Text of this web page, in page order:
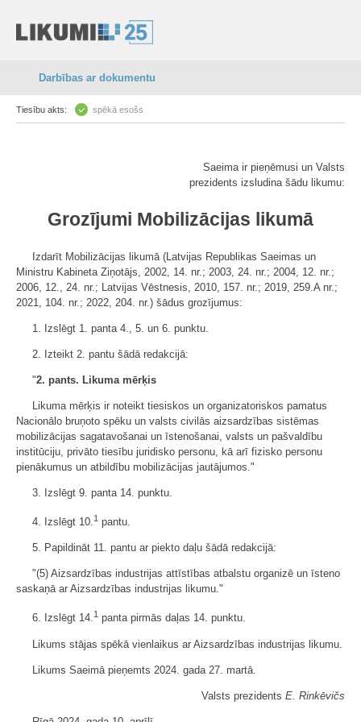
Darbības ar dokumentu
Tiesību akts: spēkā esošs
Saeima ir pieņēmusi un Valsts
prezidents izsludina šādu likumu:
Grozījumi Mobilizācijas likumā
Izdarīt Mobilizācijas likumā (Latvijas Republikas Saeimas un
Ministru Kabineta Ziņotājs, 2002, 14. nr.; 2003, 24. nr.; 2004, 12. nr.;
2006, 12., 24. nr.; Latvijas Vēstnesis, 2010, 157. nr.; 2019, 259.A nr.;
2021, 104. nr.; 2022, 204. nr.) šādus grozījumus:
1. Izslēgt 1. panta 4., 5. un 6. punktu.
2. Izteikt 2. pantu šādā redakcijā:
"2. pants. Likuma mērķis
Likuma mērķis ir noteikt tiesiskos un organizatoriskos pamatus
Nacionālo bruņoto spēku un valsts civilās aizsardzības sistēmas
mobilizācijas sagatavošanai un īstenošanai, valsts un pašvaldību
institūciju, privāto tiesību juridisko personu, kā arī fizisko personu
pienākumus un atbildību mobilizācijas jautājumos."
3. Izslēgt 9. panta 14. punktu.
4. Izslēgt 10.1 pantu.
5. Papildināt 11. pantu ar piekto daļu šādā redakcijā:
"(5) Aizsardzības industrijas attīstības atbalstu organizē un īsteno
saskaņā ar Aizsardzības industrijas likumu."
6. Izslēgt 14.1 panta pirmās daļas 14. punktu.
Likums stājas spēkā vienlaikus ar Aizsardzības industrijas likumu.
Likums Saeimā pieņemts 2024. gada 27. martā.
Valsts prezidents E. Rinkēvičs